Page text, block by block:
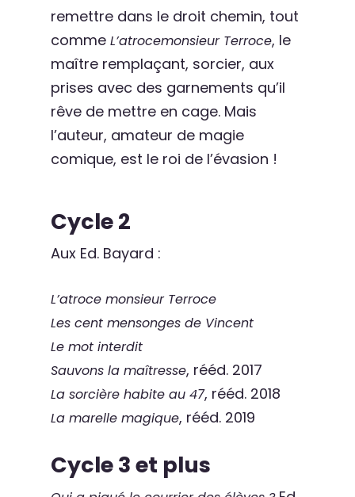
remettre dans le droit chemin, tout
commeL’atrocemonsieur Terroce, le
maître remplaçant, sorcier, aux
prises avec des garnements qu’il
rêve de mettre en cage. Mais
l’auteur, amateur de magie
comique, est le roi de l’évasion !
Cycle 2
Aux Ed. Bayard :
L’atroce monsieur Terroce
Les cent mensonges de Vincent
Le mot interdit
Sauvons la maîtresse, rééd. 2017
La sorcière habite au 47, rééd. 2018
La marelle magique, rééd. 2019
Cycle 3 et plus